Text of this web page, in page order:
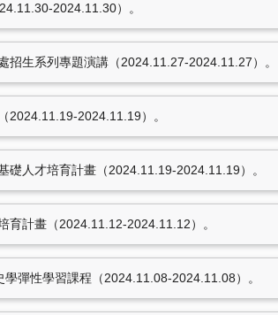
圖書館
聽軟體，歡迎利用！
2024.11.30）。
生系列專題演講（2024.11.27-2024.11.27）。
2024.11.19-2024.11.19）。
人才培育計畫（2024.11.19-2024.11.19）。
育計畫（2024.11.12-2024.11.12）。
彈性學習課程（2024.11.08-2024.11.08）。